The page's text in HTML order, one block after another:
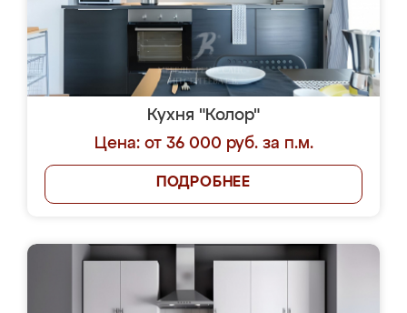
Кухня "Колор"
Цена: от 36 000 руб. за п.м.
ПОДРОБНЕЕ